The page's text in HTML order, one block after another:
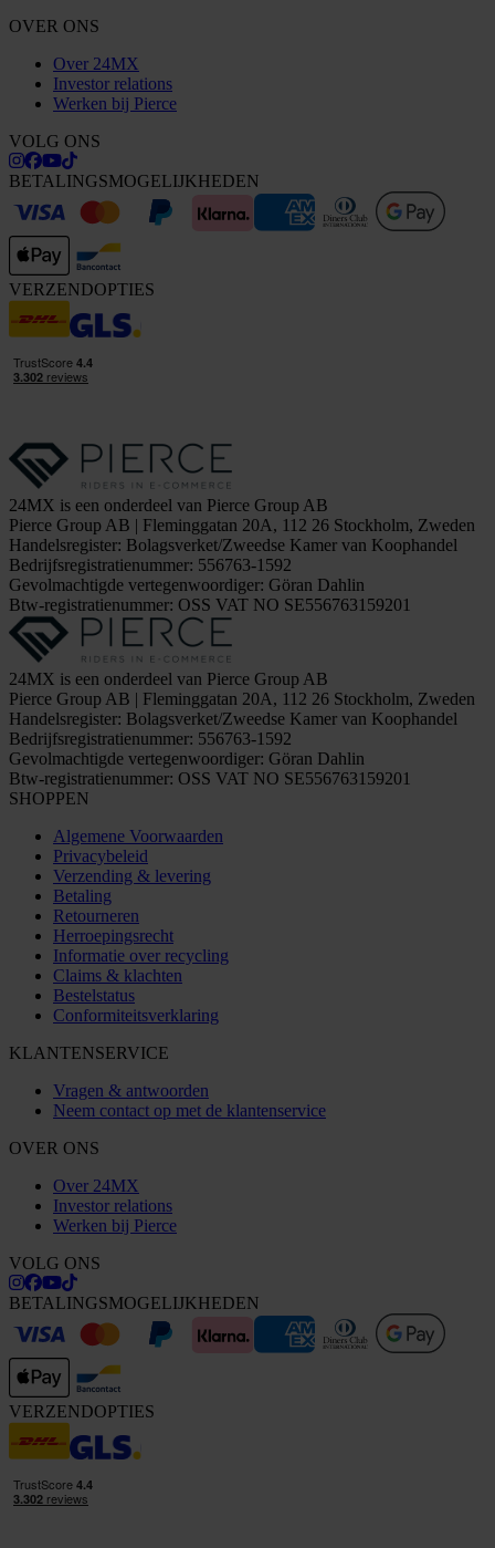
OVER ONS
Over 24MX
Investor relations
Werken bij Pierce
VOLG ONS
BETALINGSMOGELIJKHEDEN
VERZENDOPTIES
24MX is een onderdeel van Pierce Group AB
Pierce Group AB | Fleminggatan 20A, 112 26 Stockholm, Zweden
Handelsregister: Bolagsverket/Zweedse Kamer van Koophandel
Bedrijfsregistratienummer: 556763-1592
Gevolmachtigde vertegenwoordiger: Göran Dahlin
Btw-registratienummer: OSS VAT NO SE556763159201
24MX is een onderdeel van Pierce Group AB
Pierce Group AB | Fleminggatan 20A, 112 26 Stockholm, Zweden
Handelsregister: Bolagsverket/Zweedse Kamer van Koophandel
Bedrijfsregistratienummer: 556763-1592
Gevolmachtigde vertegenwoordiger: Göran Dahlin
Btw-registratienummer: OSS VAT NO SE556763159201
SHOPPEN
Algemene Voorwaarden
Privacybeleid
Verzending & levering
Betaling
Retourneren
Herroepingsrecht
Informatie over recycling
Claims & klachten
Bestelstatus
Conformiteitsverklaring
KLANTENSERVICE
Vragen & antwoorden
Neem contact op met de klantenservice
OVER ONS
Over 24MX
Investor relations
Werken bij Pierce
VOLG ONS
BETALINGSMOGELIJKHEDEN
VERZENDOPTIES